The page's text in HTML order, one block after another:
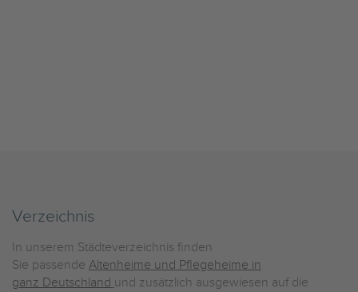
Verzeichnis
In unserem Städteverzeichnis finden
Sie passende Altenheime und Pflegeheime in
ganz Deutschland und zusätzlich ausgewiesen auf die